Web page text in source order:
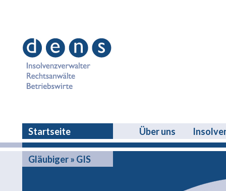
Startseite Über uns
Gläubiger » GIS